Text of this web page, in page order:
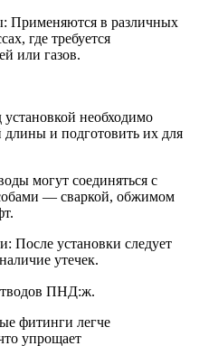
Применяются в различных
где требуется
или газов.
необходимо
и подготовить их для
могут соединяться с
— сваркой, обжимом
После установки следует
утечек.
ПНД:ж.
фитинги легче
упрощает